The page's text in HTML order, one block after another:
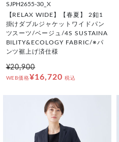
SJPH2655-30_X
【RELAX WIDE】【春夏】 2釦1
掛けダブルジャケットワイドパン
ツスーツ/ベージュ/4S SUSTAINA
BILITY&ECOLOGY FABRIC/※パ
ンツ裾上げ済仕様
¥20,900
WEB価格¥16,720 税込